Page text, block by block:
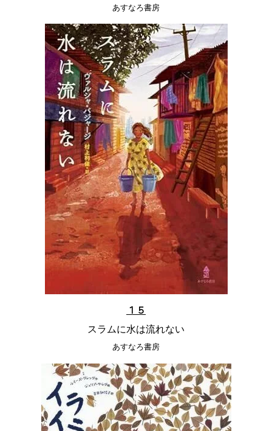
あすなろ書房
１５
スラムに水は流れない
あすなろ書房